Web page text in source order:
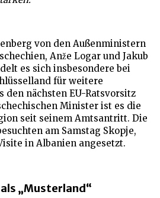
von den Außenministern
Anže Logar und Jakub
es sich insbesondere bei
für weitere
den nächsten EU-Ratsvorsitz
Minister ist es die
seit seinem Amtsantritt. Die
am Samstag Skopje,
in Albanien angesetzt.
„Musterland“